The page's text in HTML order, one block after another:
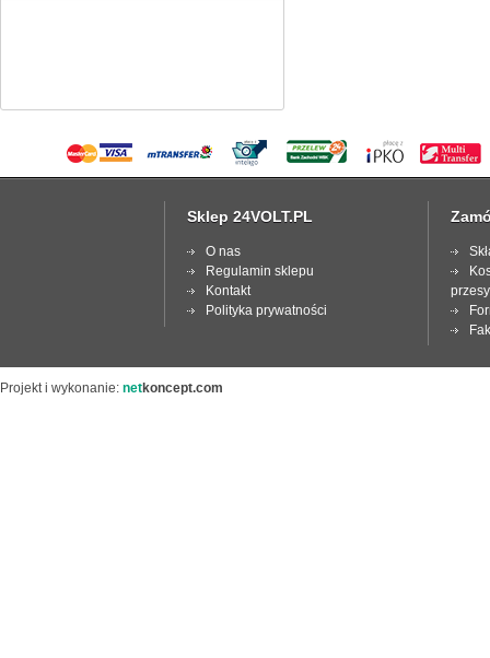
Sklep 24VOLT.PL
O nas
Regulamin sklepu
Kontakt
Polityka prywatności
Projekt i wykonanie: netkoncept.com